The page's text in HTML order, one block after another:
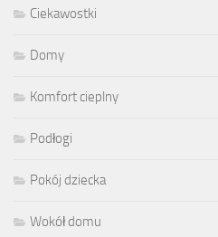
Ciekawostki
Domy
Komfort cieplny
Podłogi
Pokój dziecka
Wokół domu